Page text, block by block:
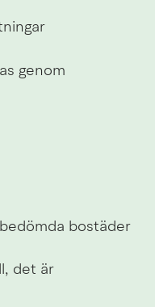
genom
bostäder
det är